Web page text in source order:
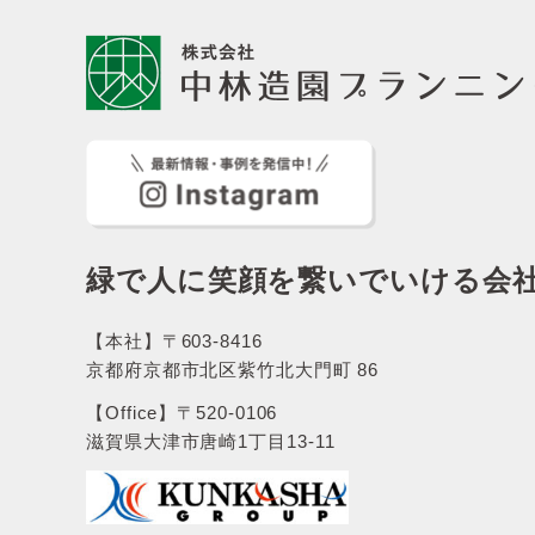
緑で人に笑顔を繋いでいける会
【本社】〒603-8416
京都府京都市北区紫竹北大門町 86
【Office】〒520-0106
滋賀県大津市唐崎1丁目13-11